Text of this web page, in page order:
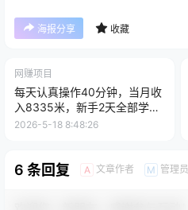
海报分享 收藏
网赚项目
每天认真操作40分钟，当月收
入8335米，新手2天全部学
会，真实案例，快速上手
2026-5-18 8:48:26
6 条回复 A 文章作者 M 管理员